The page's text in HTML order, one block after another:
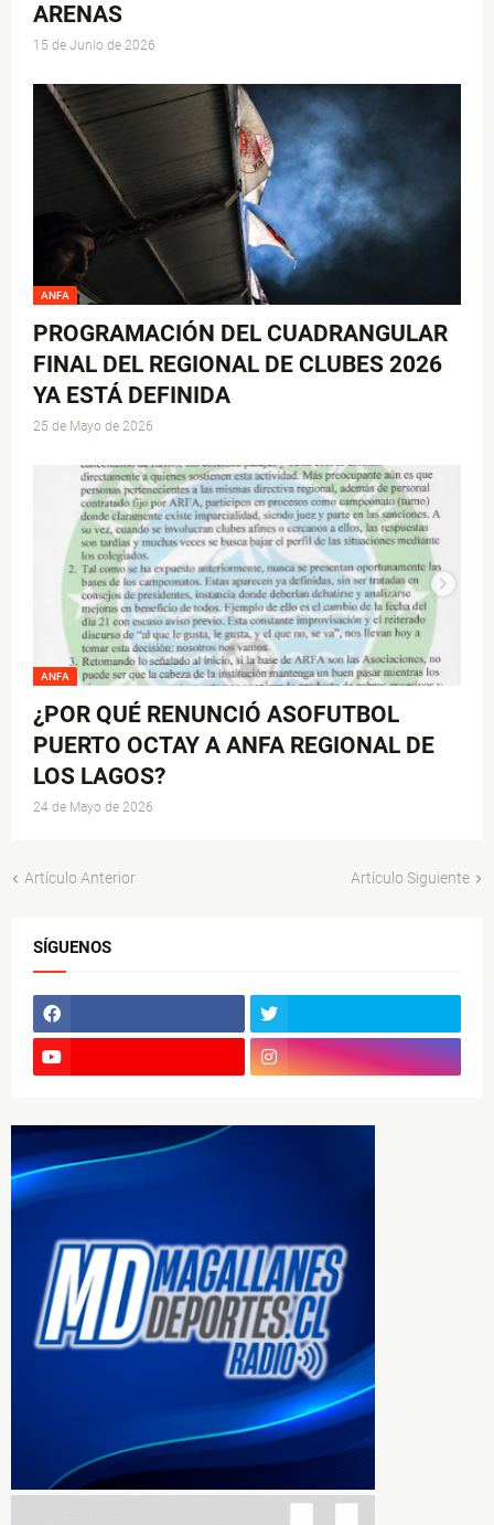
ARENAS
15 de Junio de 2026
ANFA
PROGRAMACIÓN DEL CUADRANGULAR
FINAL DEL REGIONAL DE CLUBES 2026
YA ESTÁ DEFINIDA
25 de Mayo de 2026
ANFA
¿POR QUÉ RENUNCIÓ ASOFUTBOL
PUERTO OCTAY A ANFA REGIONAL DE
LOS LAGOS?
24 de Mayo de 2026
Artículo Anterior Artículo Siguiente
SÍGUENOS